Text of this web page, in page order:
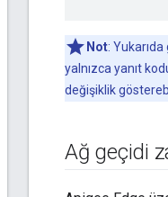
Not:
yalnızca yanıt
değişiklik
Ağ geçidi